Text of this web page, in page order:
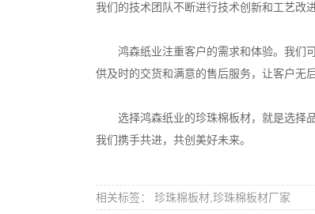
我们的技术团队不断进行技术创新和工艺改
鸿森纸业注重客户的需求和体验。我们可
供及时的交货和满意的售后服务，让客户无后
选择鸿森纸业的珍珠棉板材，就是选择品
我们携手共进，共创美好未来。
相关标签： 珍珠棉板材,珍珠棉板材厂家